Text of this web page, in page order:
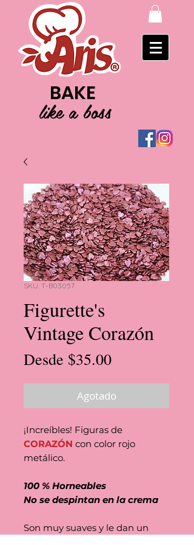
BAKE
like a boss
SKU: T-B03057
Figurette's
Vintage Corazón
Desde $35.00Precio
de
oferta
Agotado
¡Increíbles! Figuras de
CORAZÓN con color rojo
metálico.
100 % Horneables
No se despintan en la crema
Son muy suaves y le dan un